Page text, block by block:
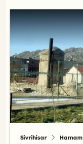
Sivrihisar Hamam